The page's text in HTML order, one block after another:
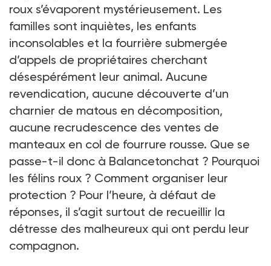
roux s’évaporent mystérieusement. Les
familles sont inquiètes, les enfants
inconsolables et la fourrière submergée
d’appels de propriétaires cherchant
désespérément leur animal. Aucune
revendication, aucune découverte d’un
charnier de matous en décomposition,
aucune recrudescence des ventes de
manteaux en col de fourrure rousse. Que se
passe-t-il donc à Balancetonchat ? Pourquoi
les félins roux ? Comment organiser leur
protection ? Pour l’heure, à défaut de
réponses, il s’agit surtout de recueillir la
détresse des malheureux qui ont perdu leur
compagnon.